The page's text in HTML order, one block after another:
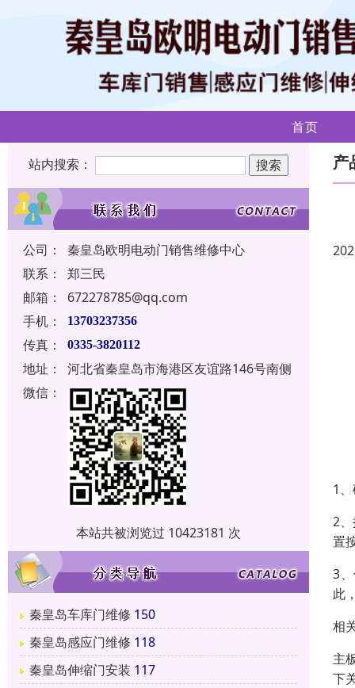
首页
站内搜索：
公司：
秦皇岛欧明电动门销售维修中心
联系：
郑三民
邮箱：
672278785@qq.com
手机：
13703237356
传真： 0335-3820112
地址：
河北省秦皇岛市海港区友谊路146号南侧
微信：
本站共被浏览过 10423181 次
秦皇岛车库门维修 150
秦皇岛感应门维修 118
秦皇岛伸缩门安装 117
产
1
2
置
3
此
相
主
下